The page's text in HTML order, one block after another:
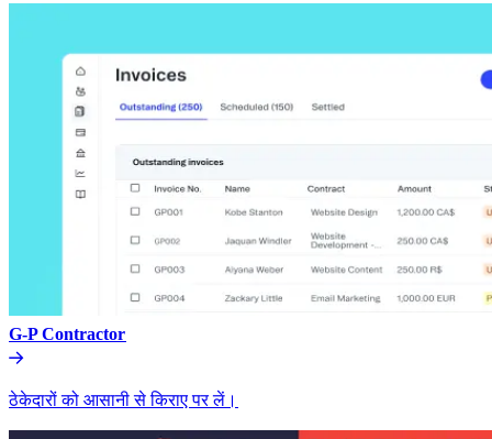
G-P Contractor​​
ठेकेदारों को आसानी से किराए पर लें।​​